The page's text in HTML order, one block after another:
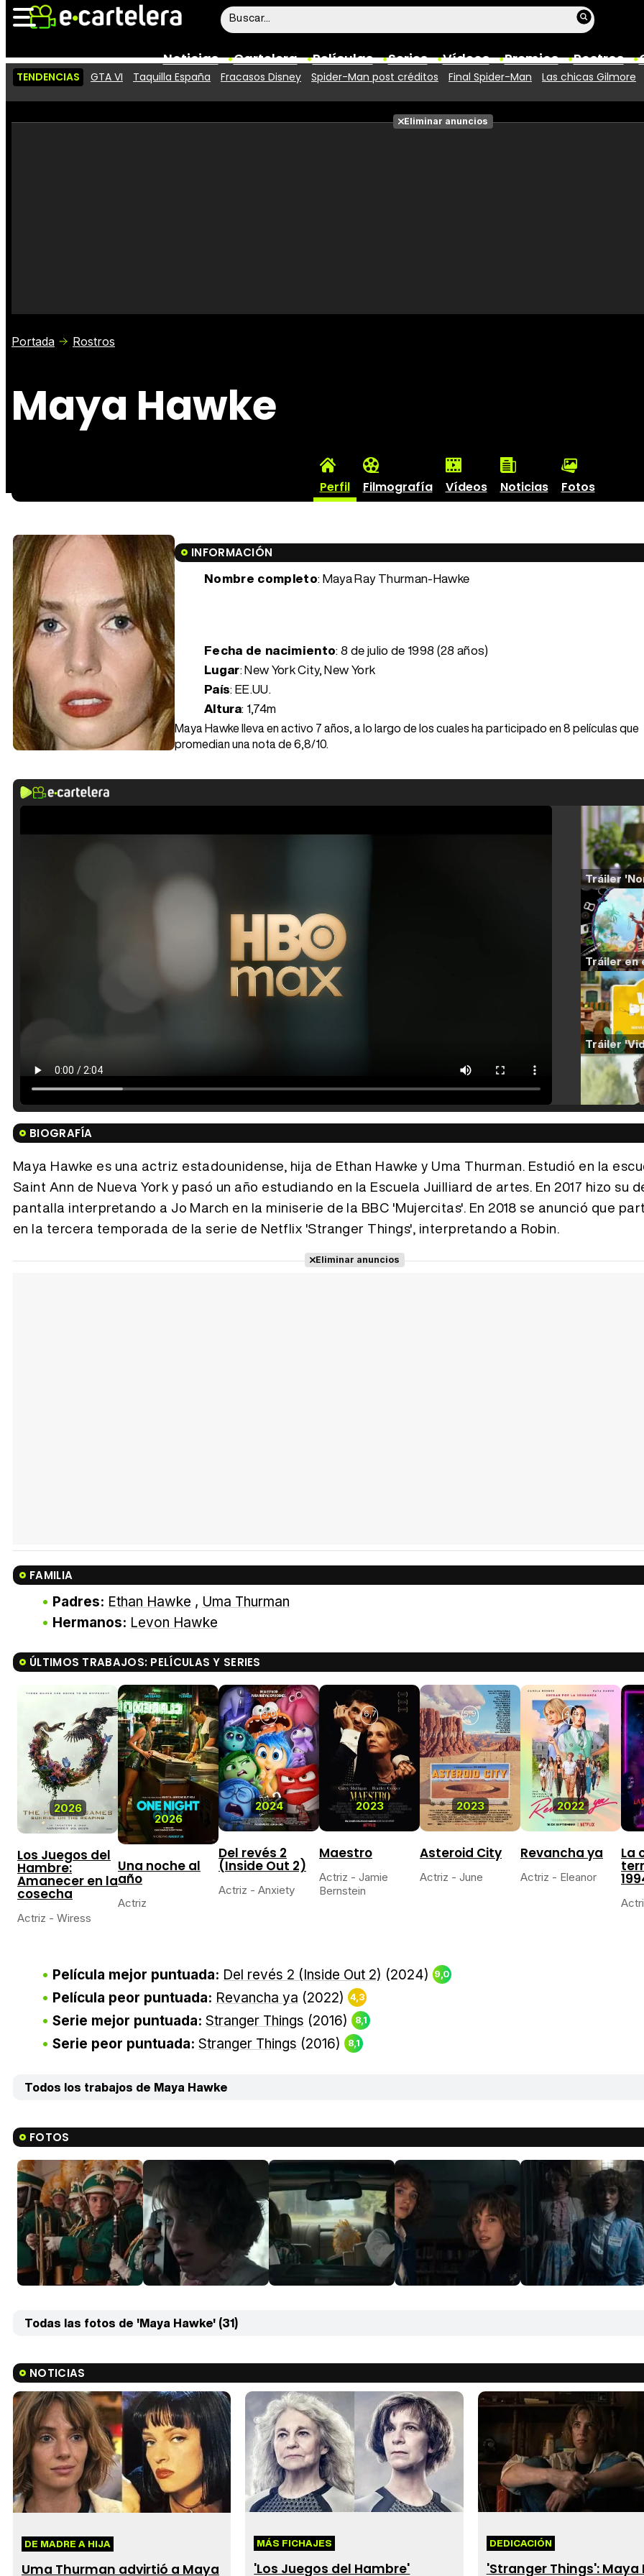
Noticias Cartelera Películas Series Vídeos Premios Rostros
Vídeos
Taquilla Fotos
TENDENCIAS GTA VI Taquilla España Fracasos Disney Spider-Man post créditos Final Spider-Man Las chicas Gilmore
Eliminar anuncios
Portada Rostros
Maya Hawke
Perfil Filmografía Vídeos Noticias Fotos
INFORMACIÓN
Nombre completo: Maya Ray Thurman-Hawke
Fecha de nacimiento:8 de julio de 1998 (28 años)
Lugar: New York City, New York
País: EE.UU.
Altura: 1,74m
Maya Hawke lleva en activo 7 años, a lo largo de los cuales ha participado en 8 películas que
promedian una nota de 6,8/10.
BIOGRAFÍA
Maya Hawke es una actriz estadounidense, hija de Ethan Hawke y Uma Thurman. Estudió en la
Saint Ann de Nueva York y pasó un año estudiando en la Escuela Juilliard de artes. En 2017 hizo su
pantalla interpretando a Jo March en la miniserie de la BBC 'Mujercitas'. En 2018 se anunció que
en la tercera temporada de la serie de Netflix 'Stranger Things', interpretando a Robin.
Eliminar anuncios
FAMILIA
Padres: Ethan Hawke , Uma Thurman
Hermanos: Levon Hawke
ÚLTIMOS TRABAJOS: PELÍCULAS Y SERIES
2026
Los Juegos del
Hambre:
Amanecer en la
cosecha
Actriz - Wiress
2026
Una noche al
año
Actriz
2024
9,0
Del revés 2
(Inside Out 2)
Actriz - Anxiety
2023
6,7
Maestro
Actriz - Jamie
Bernstein
2023
5,9
Asteroid City
Actriz - June
2022
4,3
Revancha ya
Actriz - Eleanor
La
Película mejor puntuada: Del revés 2 (Inside Out 2) (2024) 9,0
Película peor puntuada: Revancha ya (2022) 4,3
Serie mejor puntuada: Stranger Things (2016) 8,1
Serie peor puntuada: Stranger Things (2016) 8,1
Todos los trabajos de Maya Hawke
FOTOS
Todas las fotos de 'Maya Hawke' (31)
NOTICIAS
DE MADRE A HIJA
Uma Thurman advirtió a Maya
MÁS FICHAJES
'Los Juegos del Hambre'
DEDICACIÓN
'Stranger Things': Maya